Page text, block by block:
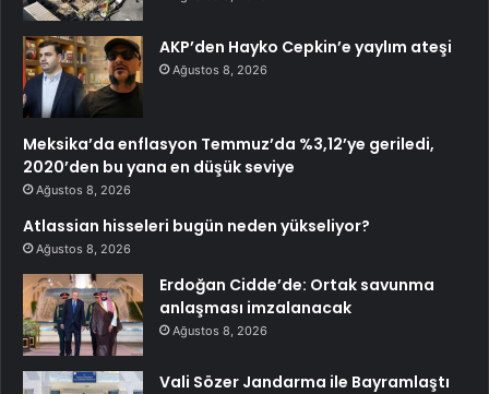
AKP’den Hayko Cepkin’e yaylım ateşi
Ağustos 8, 2026
Meksika’da enflasyon Temmuz’da %3,12’ye geriledi,
2020’den bu yana en düşük seviye
Ağustos 8, 2026
Atlassian hisseleri bugün neden yükseliyor?
Ağustos 8, 2026
Erdoğan Cidde’de: Ortak savunma
anlaşması imzalanacak
Ağustos 8, 2026
Vali Sözer Jandarma ile Bayramlaştı